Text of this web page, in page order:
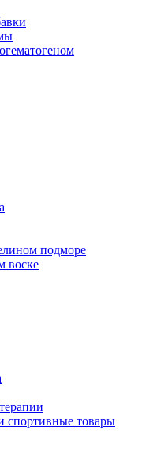
подморе
воске
спортивные товары